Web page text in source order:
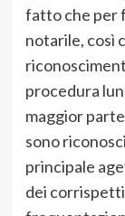
fatto che per
notarile, così
procedura
maggior
sono
principale
dei